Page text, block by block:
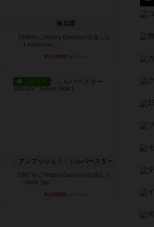
海兵隊
1988年にVictory Gamesが出版した
『Leathernec...
約11時間前
レビュー
アンブッシュ！：シルバースター
1987年にVictory Gamesが出版した
『Silver Sta...
約12時間前